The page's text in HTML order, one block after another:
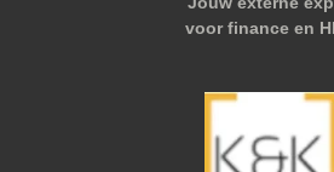
voor finance en